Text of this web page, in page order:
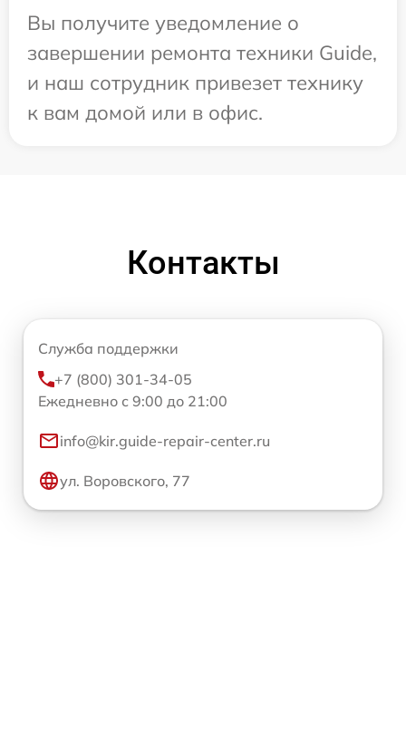
Вы получите уведомление о
завершении ремонта техники Guide,
и наш сотрудник привезет технику
к вам домой или в офис.
Контакты
Служба поддержки
+7 (800) 301-34-05
Ежедневно с 9:00 до 21:00
info@kir.guide-repair-center.ru
ул. Воровского, 77